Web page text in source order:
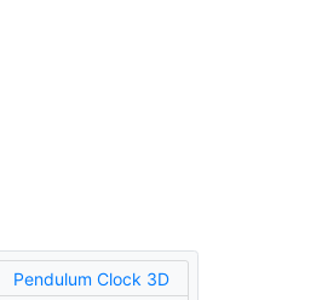
Pendulum Clock 3D